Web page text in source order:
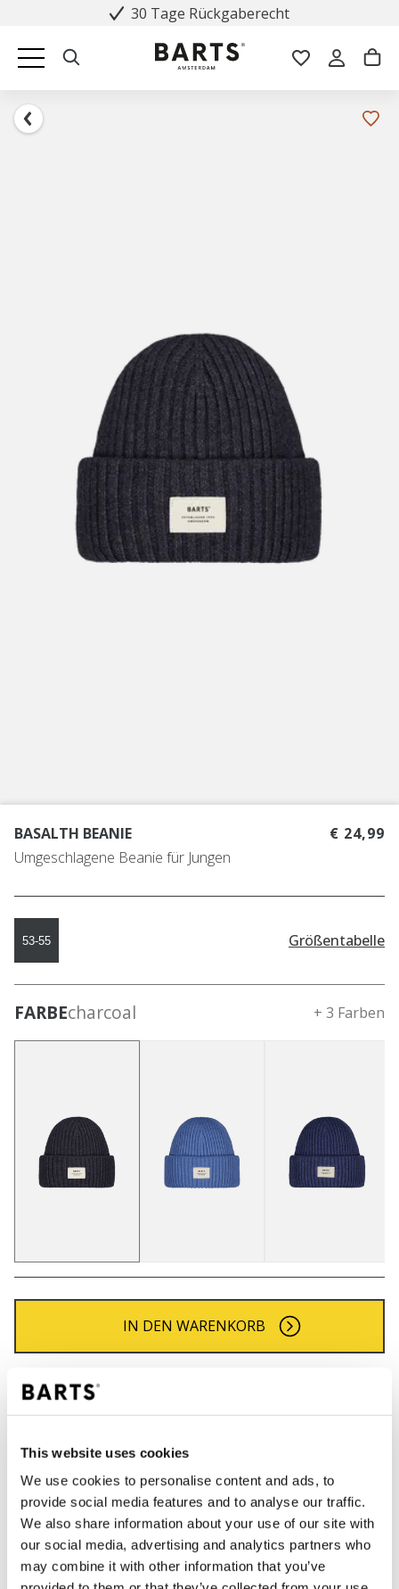
This website uses cookies
We use cookies to personalise content and ads, to
provide social media features and to analyse our traffic.
We also share information about your use of our site with
our social media, advertising and analytics partners who
may combine it with other information that you’ve
30 Tage Rückgaberecht
BASALTH BEANIE
Umgeschlagene Beanie für Jungen
€ 24,99
53-55 Größentabelle
FARBEcharcoal + 3 Farben
IN DEN WARENKORB
Bestellungen, die vor 12 Uhr MEZ (Montag bis
Kostenlose Lieferung für Bestellungen über 50€
30 Tage Rückgaberecht
BESCHREIBUNG